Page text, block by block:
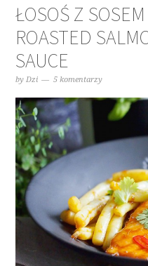
ŁOSOŚ Z
ROASTED
SAUCE
byDzi 5 komentarzy